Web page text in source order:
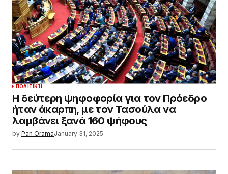
ΠΟΛΙΤΙΚΉ
Η δεύτερη ψηφοφορία για τον Πρόεδρο
ήταν άκαρπη, με τον Τασούλα να
λαμβάνει ξανά 160 ψήφους
by Pan OramaJanuary 31, 2025